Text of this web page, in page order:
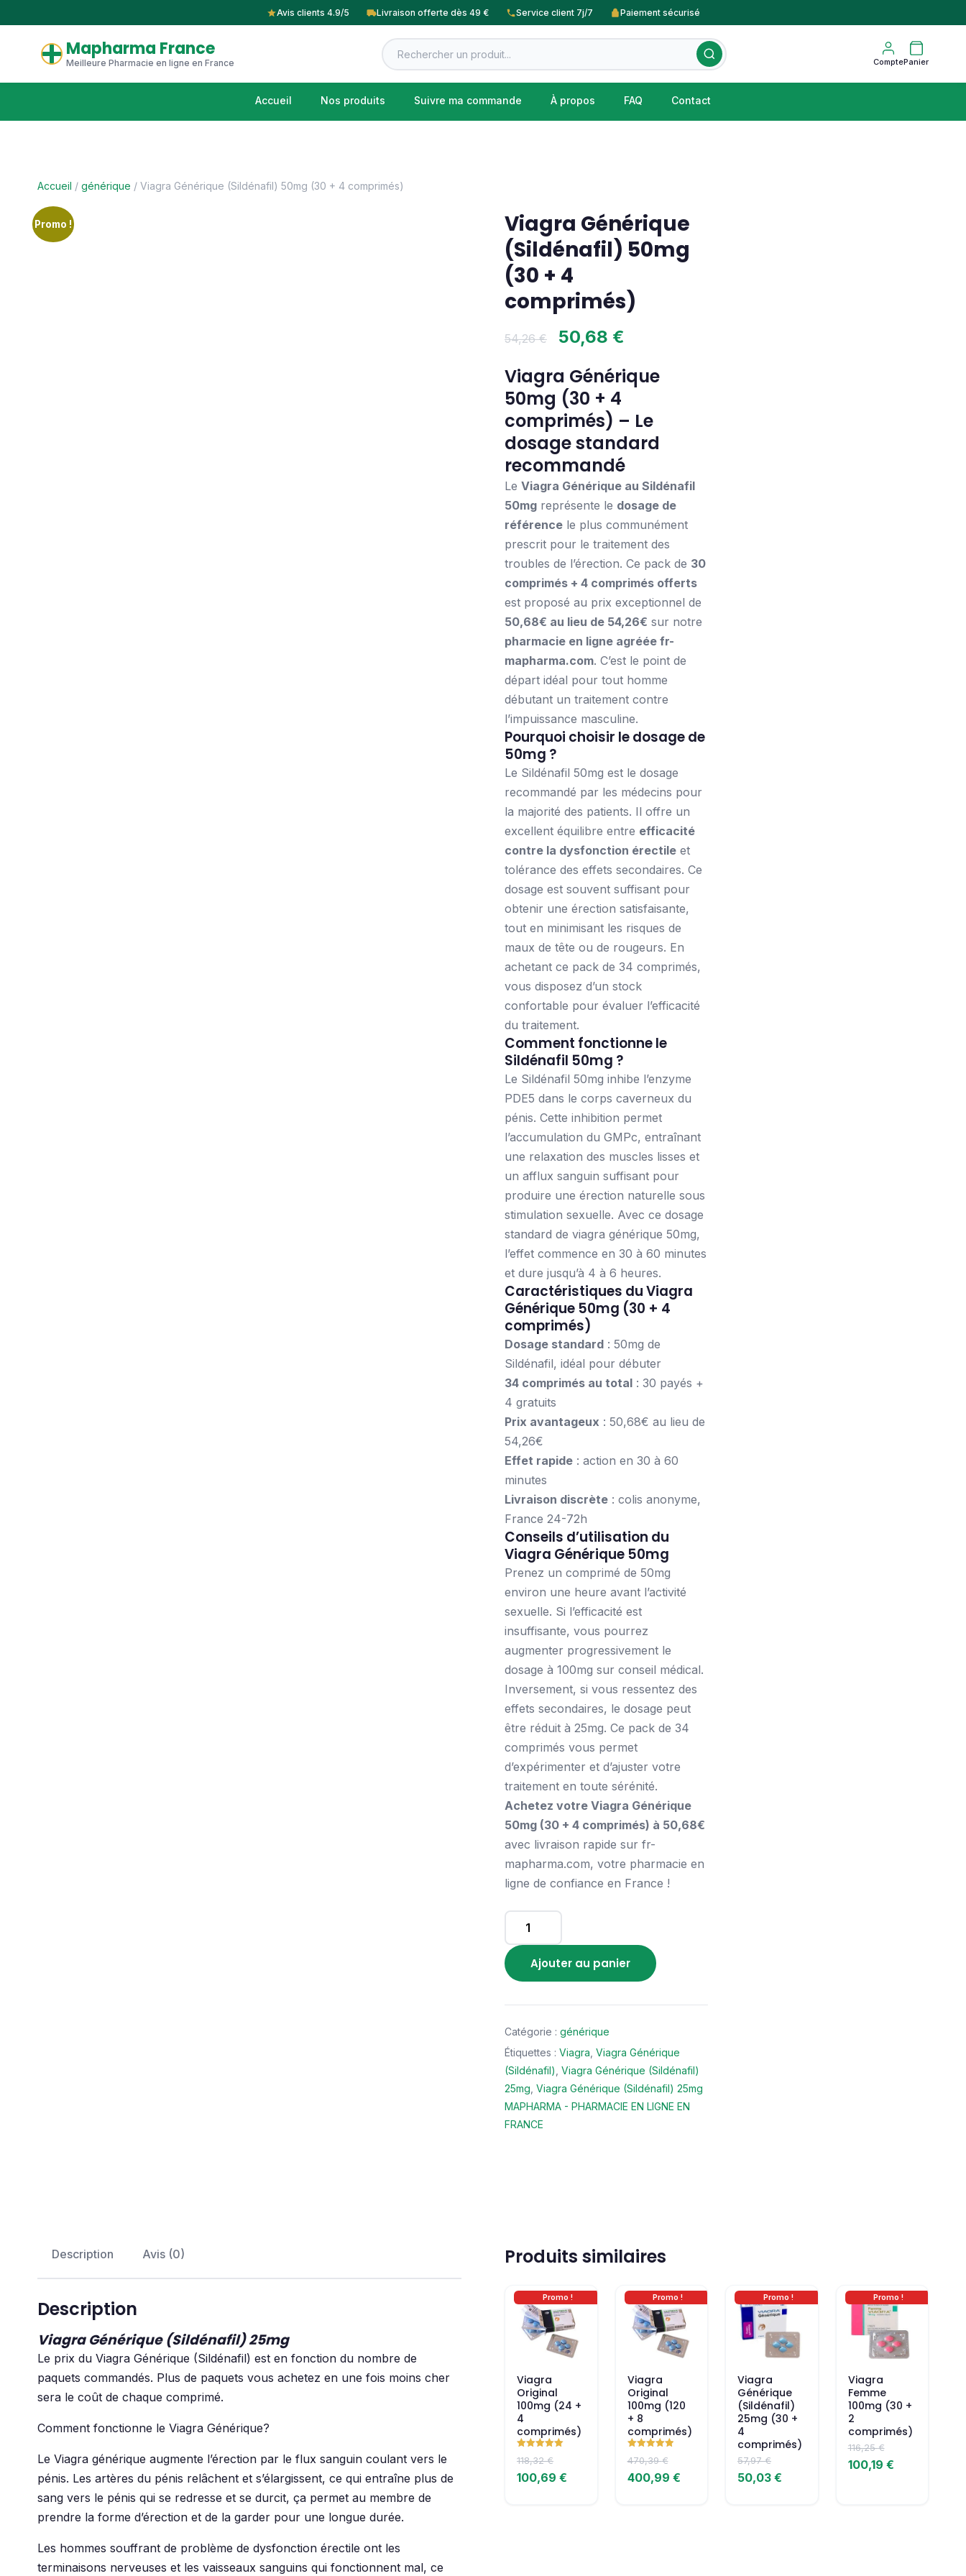
Avis clients 4.9/5 Livraison offerte dès 49 € Service client 7j/7 Paiement sécurisé
Mapharma France
Meilleure Pharmacie en ligne en France ComptePanier
Accueil Nos produits Suivre ma commande À propos FAQ Contact
Accueil / générique / Viagra Générique (Sildénafil) 50mg (30 + 4 comprimés)
Promo !
Viagra Générique
(Sildénafil) 50mg
(30 + 4
comprimés)
54,26€ 50,68 €
Viagra Générique
50mg (30 + 4
comprimés) – Le
dosage standard
recommandé
Le Viagra Générique au Sildénafil
50mg représente le dosage de
référence le plus communément
prescrit pour le traitement des
troubles de l’érection. Ce pack de 30
comprimés + 4 comprimés offerts
est proposé au prix exceptionnel de
50,68€ au lieu de 54,26€ sur notre
pharmacie en ligne agréée fr-
mapharma.com. C’est le point de
départ idéal pour tout homme
débutant un traitement contre
l’impuissance masculine.
Pourquoi choisir le dosage de
50mg ?
Le Sildénafil 50mg est le dosage
recommandé par les médecins pour
la majorité des patients. Il offre un
excellent équilibre entre efficacité
contre la dysfonction érectile et
tolérance des effets secondaires. Ce
dosage est souvent suffisant pour
obtenir une érection satisfaisante,
tout en minimisant les risques de
maux de tête ou de rougeurs. En
achetant ce pack de 34 comprimés,
vous disposez d’un stock
confortable pour évaluer l’efficacité
du traitement.
Comment fonctionne le
Sildénafil 50mg ?
Le Sildénafil 50mg inhibe l’enzyme
PDE5 dans le corps caverneux du
pénis. Cette inhibition permet
l’accumulation du GMPc, entraînant
une relaxation des muscles lisses et
un afflux sanguin suffisant pour
produire une érection naturelle sous
stimulation sexuelle. Avec ce dosage
standard de viagra générique 50mg,
l’effet commence en 30 à 60 minutes
et dure jusqu’à 4 à 6 heures.
Caractéristiques du Viagra
Générique 50mg (30 + 4
comprimés)
Dosage standard : 50mg de
Sildénafil, idéal pour débuter
34 comprimés au total : 30 payés +
4 gratuits
Prix avantageux : 50,68€ au lieu de
54,26€
Effet rapide : action en 30 à 60
minutes
Livraison discrète : colis anonyme,
France 24-72h
Conseils d’utilisation du
Viagra Générique 50mg
Prenez un comprimé de 50mg
environ une heure avant l’activité
sexuelle. Si l’efficacité est
insuffisante, vous pourrez
augmenter progressivement le
dosage à 100mg sur conseil médical.
Inversement, si vous ressentez des
effets secondaires, le dosage peut
être réduit à 25mg. Ce pack de 34
comprimés vous permet
d’expérimenter et d’ajuster votre
traitement en toute sérénité.
Achetez votre Viagra Générique
50mg (30 + 4 comprimés) à 50,68€
avec livraison rapide sur fr-
mapharma.com, votre pharmacie en
ligne de confiance en France !
Ajouter au panier
Catégorie : générique
Étiquettes : Viagra Viagra Générique
(Sildénafil) Viagra Générique (Sildénafil)
25mg Viagra Générique (Sildénafil) 25mg
MAPHARMA - PHARMACIE EN LIGNE EN
FRANCE
Description Avis (0)
Description
Viagra Générique (Sildénafil) 25mg
Le prix du Viagra Générique (Sildénafil) est en fonction du nombre de
paquets commandés. Plus de paquets vous achetez en une fois moins cher
sera le coût de chaque comprimé.
Comment fonctionne le Viagra Générique?
Le Viagra générique augmente l’érection par le flux sanguin coulant vers le
pénis. Les artères du pénis relâchent et s’élargissent, ce qui entraîne plus de
sang vers le pénis qui se redresse et se durcit, ça permet au membre de
prendre la forme d’érection et de la garder pour une longue durée.
Les hommes souffrant de problème de dysfonction érectile ont les
terminaisons nerveuses et les vaisseaux sanguins qui fonctionnent mal, ce
Produits similaires
Promo !
Viagra
Original
100mg (24 +
4
comprimés)
5.00
sur 5
118,32€
100,69 €
Ajouter
au
panier
Promo !
Viagra
Original
100mg (120
+ 8
comprimés)
5.00
sur 5
470,39€
400,99 €
Ajouter
au
panier
Promo !
Viagra
Générique
(Sildénafil)
25mg (30 +
4
comprimés)
57,97€
50,03 €
Ajouter
au
panier
Promo !
Viagra
Femme
100mg (30 +
2
comprimés)
116,25€
100,19 €